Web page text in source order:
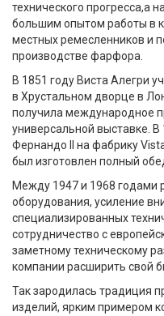
технического прогресса,а
большим опытом работы в
местных ремесленников и
производстве фарфора.
В 1851 году Виста Алегри
в Хрустальном дворце в
получила международное
универсальной выставке. В
Фернандо II на фабрику
был изготовлен полный
Между 1947 и 1968 годами
оборудования, усиление
специализированных
сотрудничество с
заметному техническому
компании расширить свой
Так зародилась традиция
изделий, ярким примером